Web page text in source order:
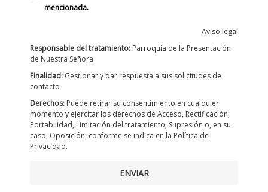
mencionada.
Aviso legal
Responsable del tratamiento: Parroquia de la Presentación
de Nuestra Señora
Finalidad: Gestionar y dar respuesta a sus solicitudes de
contacto
Derechos: Puede retirar su consentimiento en cualquier
momento y ejercitar los derechos de Acceso, Rectificación,
Portabilidad, Limitación del tratamiento, Supresión o, en su
caso, Oposición, conforme se indica en la Política de
Privacidad.
ENVIAR